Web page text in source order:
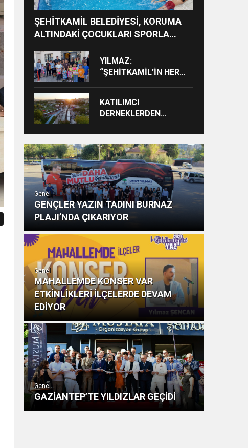
ŞEHİTKAMİL BELEDİYESİ, KORUMA
ALTINDAKİ ÇOCUKLARI SPORLA
BULUŞTURUYOR
YILMAZ:
“ŞEHİTKAMİL’İN HER
KATILIMCI
DERNEKLERDEN
Genel
GENÇLER YAZIN TADINI BURNAZ
PLAJI’NDA ÇIKARIYOR
Genel
MAHALLEMDE KONSER VAR
ETKİNLİKLERİ İLÇELERDE DEVAM
EDİYOR
Genel
GAZİANTEP’TE YILDIZLAR GEÇİDİ